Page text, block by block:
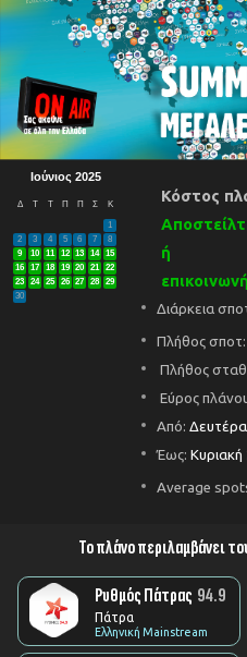
Ιούνιος 2025
Δ Τ Τ Π Π Σ Κ
1
2
3 4 5 6 7
8
9
10 11 12 13 14
15
16
17 18 19 20 21
22
23
24 25 26 27 28
29
30
Κόστος
ή
Διάρκεια
Πλήθος σποτ:
Πλήθος
Εύρος
Από:
Έως:
Average
Το πλάνο περιλαμβάνει
Ρυθμός Πάτρας 94.9
Πάτρα
Ελληνική Mainstream